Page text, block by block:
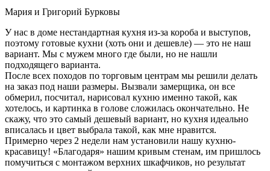
Мария и Григорий Бурковы
У нас в доме нестандартная кухня из-за короба и выступов,
поэтому готовые кухни (хоть они и дешевле) — это не наш
вариант. Мы с мужем много где были, но не нашли
подходящего варианта.
После всех походов по торговым центрам мы решили делать
на заказ под наши размеры. Вызвали замерщика, он все
обмерил, посчитал, нарисовал кухню именно такой, как
хотелось, и картинка в голове сложилась окончательно. Не
скажу, что это самый дешевый вариант, но кухня идеально
вписалась и цвет выбрала такой, как мне нравится.
Примерно через 2 недели нам установили нашу кухню-
красавицу! «Благодаря» нашим кривым стенам, им пришлось
помучиться с монтажом верхних шкафчиков, но результат